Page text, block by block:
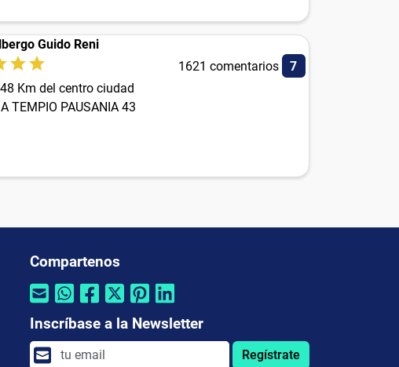
Guido Reni
1621 comentarios
7
Km del centro ciudad
TEMPIO PAUSANIA 43
Compartenos
Inscríbase a la Newsletter
Regístrate